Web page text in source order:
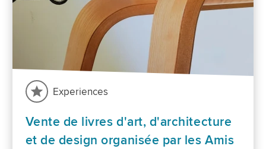
Experiences
Vente de livres d'art, d'architecture
et de design organisée par les Amis